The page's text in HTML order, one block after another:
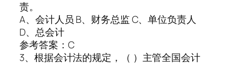
责。
A、会计人员 B、财务总监 C、单位负责人
D、总会计
参考答案：C
3、根据会计法的规定，（ ）主管全国会计